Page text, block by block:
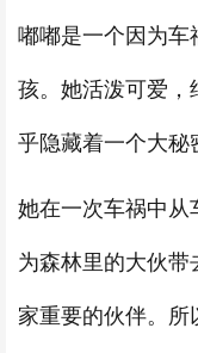
嘟嘟是一个因为车
孩。她活泼可爱，
乎隐藏着一个大秘
她在一次车祸中从
为森林里的大伙带
家重要的伙伴。所